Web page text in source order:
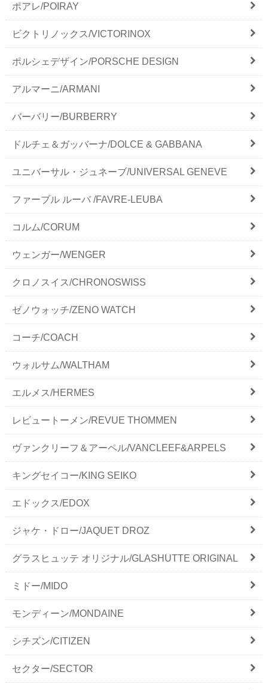
ポアレ/POIRAY
ビクトリノックス/VICTORINOX
ポルシェデザイン/PORSCHE DESIGN
アルマーニ/ARMANI
バーバリー/BURBERRY
ドルチェ＆ガッバーナ/DOLCE & GABBANA
ユニバーサル・ジュネーブ/UNIVERSAL GENEVE
ファーブル ルーバ /FAVRE-LEUBA
コルム/CORUM
ウェンガー/WENGER
クロノスイス/CHRONOSWISS
ゼノウォッチ/ZENO WATCH
コーチ/COACH
ウォルサム/WALTHAM
エルメス/HERMES
レビュートーメン/REVUE THOMMEN
ヴァンクリーフ＆アーペル/VANCLEEF&ARPELS
キングセイコー/KING SEIKO
エドックス/EDOX
ジャケ・ドロー/JAQUET DROZ
グラスヒュッテ オリジナル/GLASHUTTE ORIGINAL
ミドー/MIDO
モンディーン/MONDAINE
シチズン/CITIZEN
セクター/SECTOR